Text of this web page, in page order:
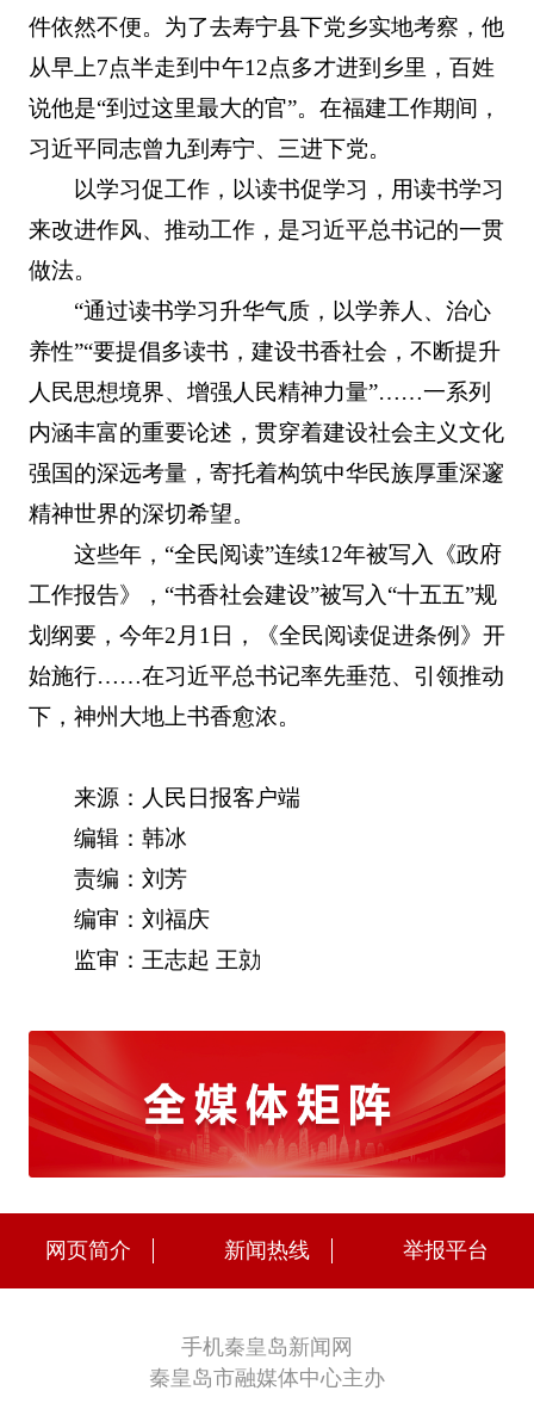
件依然不便。为了去寿宁县下党乡实地考察，他
从早上7点半走到中午12点多才进到乡里，百姓
说他是“到过这里最大的官”。在福建工作期间，
习近平同志曾九到寿宁、三进下党。
以学习促工作，以读书促学习，用读书学习
来改进作风、推动工作，是习近平总书记的一贯
做法。
“通过读书学习升华气质，以学养人、治心
养性”“要提倡多读书，建设书香社会，不断提升
人民思想境界、增强人民精神力量”……一系列
内涵丰富的重要论述，贯穿着建设社会主义文化
强国的深远考量，寄托着构筑中华民族厚重深邃
精神世界的深切希望。
这些年，“全民阅读”连续12年被写入《政府
工作报告》，“书香社会建设”被写入“十五五”规
划纲要，今年2月1日，《全民阅读促进条例》开
始施行……在习近平总书记率先垂范、引领推动
下，神州大地上书香愈浓。
来源：人民日报客户端
编辑：韩冰
责编：刘芳
编审：刘福庆
监审：王志起 王勍
网页简介 新闻热线 举报平台
手机秦皇岛新闻网
秦皇岛市融媒体中心主办